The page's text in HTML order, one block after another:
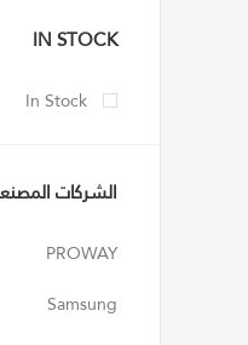
IN STOCK
In Stock
الشركات
PROWAY
Samsung